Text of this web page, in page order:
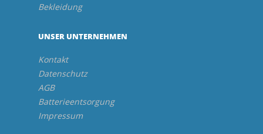
Bekleidung
UNSER UNTERNEHMEN
Kontakt
Datenschutz
AGB
Batterieentsorgung
Impressum